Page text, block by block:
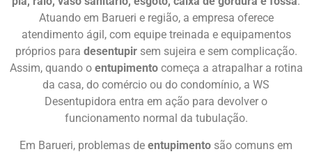
Atuando em Barueri e região, a empresa oferece
atendimento ágil, com equipe treinada e equipamentos
próprios para desentupirsem sujeira e sem complicação.
Assim, quando o entupimentocomeça a atrapalhar a rotina
da casa, do comércio ou do condomínio, a WS
Desentupidora entra em ação para devolver o
funcionamento normal da tubulação.
Em Barueri, problemas de entupimento são comuns em